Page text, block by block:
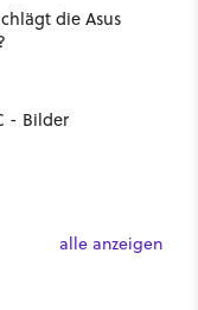
die Asus
- Bilder
alle anzeigen